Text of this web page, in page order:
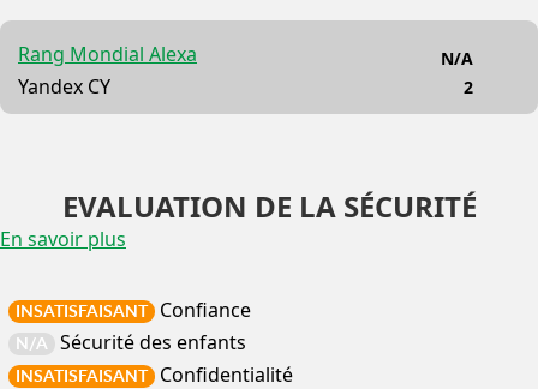
Rang Mondial Alexa
Yandex CY
N/A
2
EVALUATION DE LA SÉCURITÉ
En savoir plus
INSATISFAISANT Confiance
N/A Sécurité des enfants
INSATISFAISANT Confidentialité